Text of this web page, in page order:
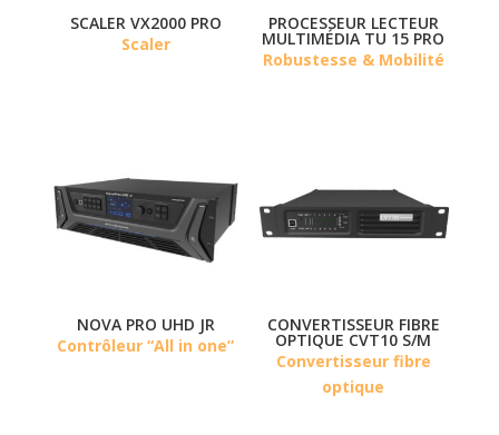
SCALER VX2000 PRO
Scaler
PROCESSEUR LECTEUR
MULTIMÉDIA TU 15 PRO
Robustesse & Mobilité
NOVA PRO UHD JR
Contrôleur “All in one”
CONVERTISSEUR FIBRE
OPTIQUE CVT10 S/M
Convertisseur fibre
optique